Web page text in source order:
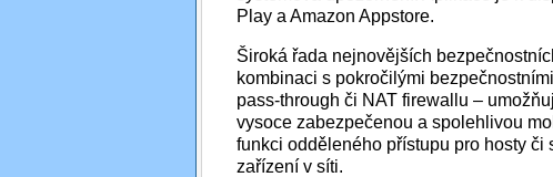
Play a Amazon Appstore.
Široká řada nejnovějších
kombinaci s pokročilými
pass-through či NAT firewallu –
vysoce zabezpečenou a spolehlivou
funkci odděleného přístupu pro hosty
zařízení v síti.